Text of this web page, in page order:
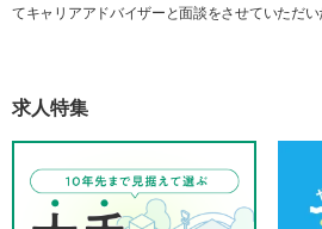
てキャリアアドバイザーと面談をさせていただい
求人特集